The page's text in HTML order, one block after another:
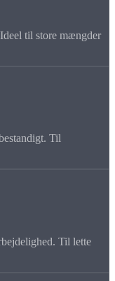
til store mængder
Til
Til lette